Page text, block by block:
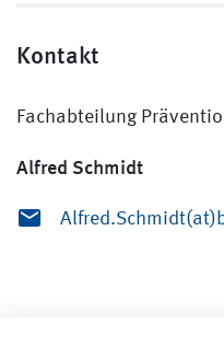
Kontakt
Fachabteilung
Alfred Schmidt